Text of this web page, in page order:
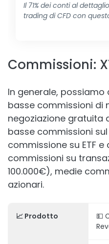
Il 71% dei conti al
trading di CFD con
Commissioni:
In generale,
basse commissioni di
negoziazione gratuita
basse commissioni
commissione su ETF e
commissioni su
100.000€), medie
azionari.
📈 Prodotto
💵